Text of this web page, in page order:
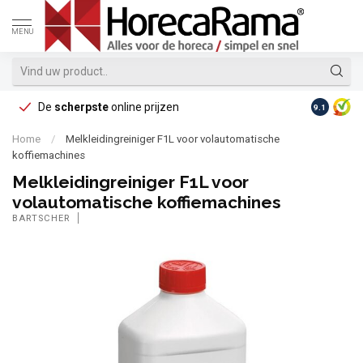
MENU
De scherpsteonline prijzen Op
9.1
Home /
Melkleidingreiniger F1L voor volautomatische
koffiemachines
Melkleidingreiniger F1L voor
volautomatische koffiemachines
BARTSCHER